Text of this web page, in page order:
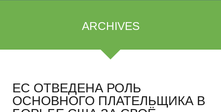
ARCHIVES
ЕС ОТВЕДЕНА РОЛЬ
ОСНОВНОГО ПЛАТЕЛЬЩИКА В